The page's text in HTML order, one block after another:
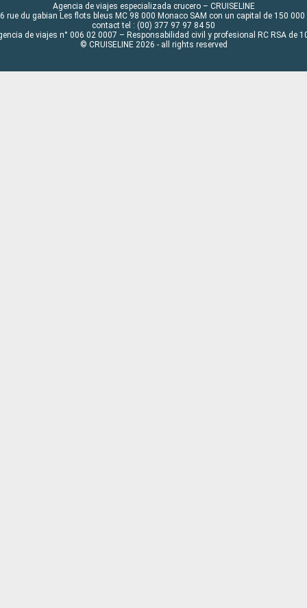
Agencia de viajes especializada crucero – CRUISELINE
rue du gabian Les flots bleus MC 98 000 Monaco SAM con un capital de 150 000
contact tel : (00) 377 97 97 84 50
de viajes n° 006 02 0007 – Responsabilidad civil y profesional RC RSA de
© CRUISELINE 2026 - all rights reserved